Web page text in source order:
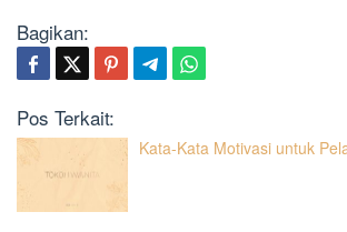
Bagikan:
Pos Terkait:
Kata-Kata Motivasi untuk